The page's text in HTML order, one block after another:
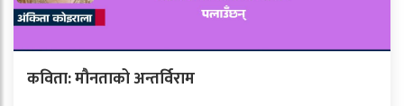
कविता: मौनताको अन्तर्विराम